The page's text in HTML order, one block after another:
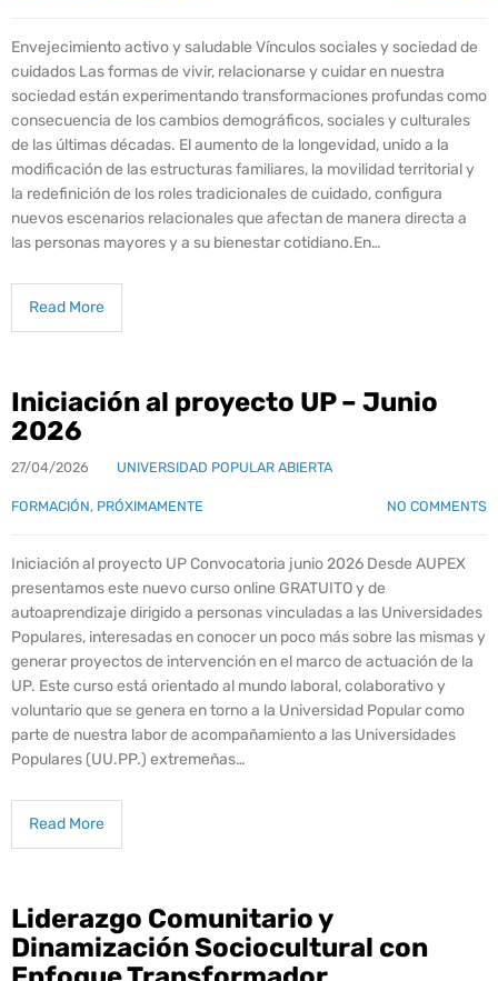
Envejecimiento activo y saludable Vínculos sociales y sociedad de
cuidados Las formas de vivir, relacionarse y cuidar en nuestra
sociedad están experimentando transformaciones profundas como
consecuencia de los cambios demográficos, sociales y culturales
de las últimas décadas. El aumento de la longevidad, unido a la
modificación de las estructuras familiares, la movilidad territorial y
la redefinición de los roles tradicionales de cuidado, configura
nuevos escenarios relacionales que afectan de manera directa a
las personas mayores y a su bienestar cotidiano.En…
Read More
Iniciación al proyecto UP – Junio
2026
27/04/2026 UNIVERSIDAD POPULAR ABIERTA
FORMACIÓN, PRÓXIMAMENTE NO COMMENTS
Iniciación al proyecto UP Convocatoria junio 2026 Desde AUPEX
presentamos este nuevo curso online GRATUITO y de
autoaprendizaje dirigido a personas vinculadas a las Universidades
Populares, interesadas en conocer un poco más sobre las mismas y
generar proyectos de intervención en el marco de actuación de la
UP. Este curso está orientado al mundo laboral, colaborativo y
voluntario que se genera en torno a la Universidad Popular como
parte de nuestra labor de acompañamiento a las Universidades
Populares (UU.PP.) extremeñas…
Read More
Liderazgo Comunitario y
Dinamización Sociocultural con